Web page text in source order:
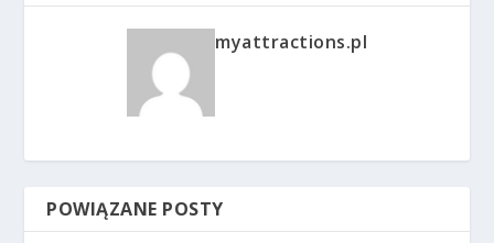
myattractions.pl
POWIĄZANE POSTY